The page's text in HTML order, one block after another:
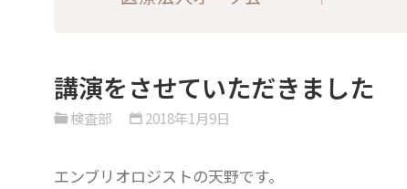
講演をさせていただきました
検査部 2018年1月9日
エンブリオロジストの天野です。